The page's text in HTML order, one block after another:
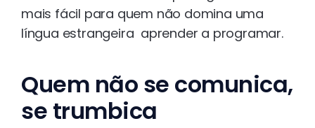
mais fácil para quem não domina uma
língua estrangeira aprender a programar.
Quem não se comunica,
se trumbica